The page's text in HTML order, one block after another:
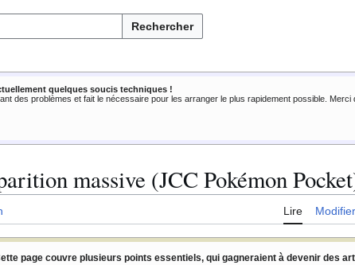
Rechercher
quelques soucis techniques !
des problèmes et fait le nécessaire pour les arranger le plus rapidement possible.
massive (JCC Pokémon
Lire Modifier
page couvre plusieurs points essentiels, qui gagneraient à devenir des